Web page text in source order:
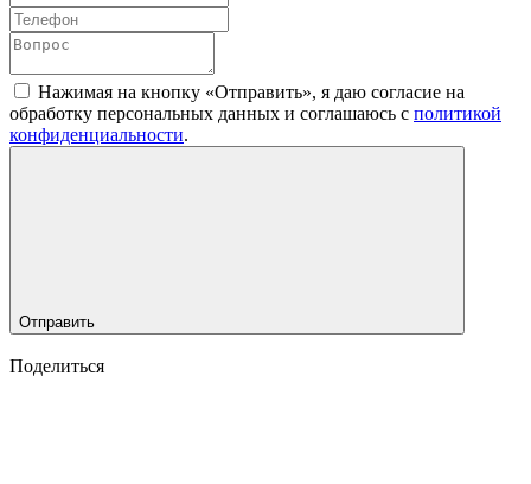
Нажимая на кнопку «Отправить», я даю согласие на
обработку персональных данных и соглашаюсь c политикой
конфиденциальности.
Отправить
Поделиться